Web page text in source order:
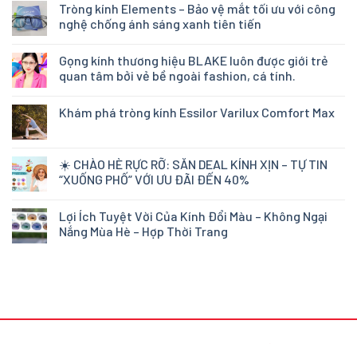
Tròng kính Elements – Bảo vệ mắt tối ưu với công
nghệ chống ánh sáng xanh tiên tiến
Gọng kính thương hiệu BLAKE luôn được giới trẻ
quan tâm bởi vẻ bề ngoài fashion, cá tính.
Khám phá tròng kính Essilor Varilux Comfort Max
☀️ CHÀO HÈ RỰC RỠ: SĂN DEAL KÍNH XỊN – TỰ TIN
“XUỐNG PHỐ” VỚI ƯU ĐÃI ĐẾN 40%
Lợi Ích Tuyệt Vời Của Kính Đổi Màu – Không Ngại
Nắng Mùa Hè – Hợp Thời Trang